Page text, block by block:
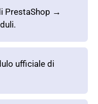
PrestaShop →
ufficiale di